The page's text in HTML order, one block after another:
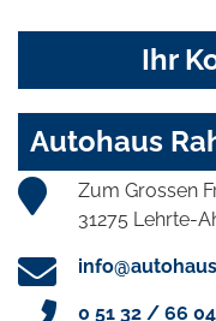
Ihr
Autohaus
Zum Grossen
31275 Lehrte-
0 51 32 / 66 04